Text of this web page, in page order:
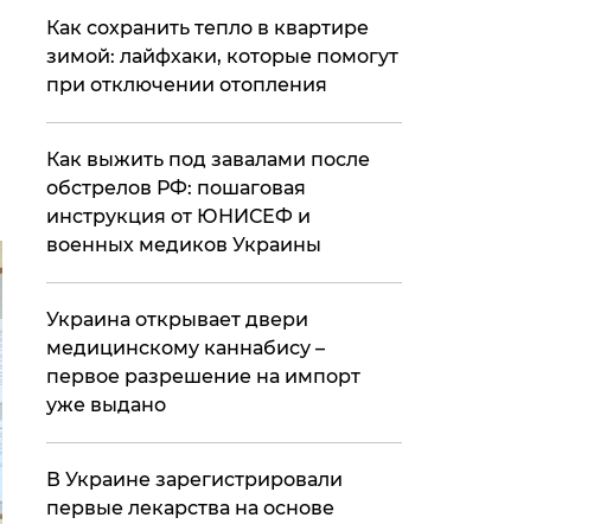
​Как сохранить тепло в квартире
зимой: лайфхаки, которые помогут
при отключении отопления
Как выжить под завалами после
обстрелов РФ: пошаговая
инструкция от ЮНИСЕФ и
военных медиков Украины
Украина открывает двери
медицинскому каннабису –
первое разрешение на импорт
уже выдано
В Украине зарегистрировали
первые лекарства на основе